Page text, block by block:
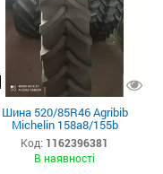
Шина 520/85R46 Agribib
Michelin 158a8/155b
Код: 1162396381
В наявності